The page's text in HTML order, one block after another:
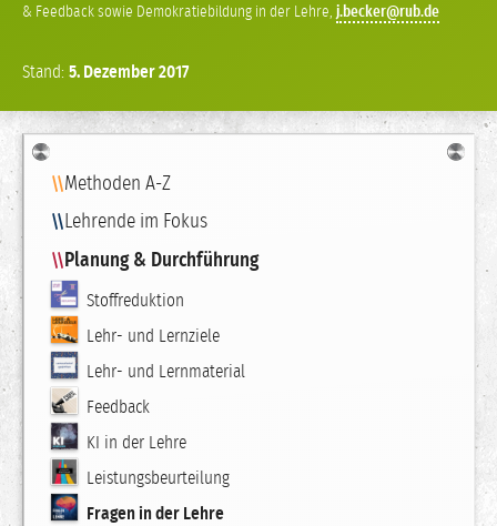
& Feedback sowie Demokratiebildung in der Lehre, j becker
Stand: 5. Dezember2017
Navigation
Methoden A-Z
Lehrende im Fokus
Planung & Durchführung
Stoffreduktion
Lehr- und Lernziele
Lehr- und Lernmaterial
Feedback
KI in der Lehre
Leistungsbeurteilung
Fragen in der Lehre